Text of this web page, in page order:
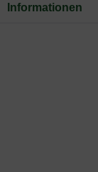
Informationen